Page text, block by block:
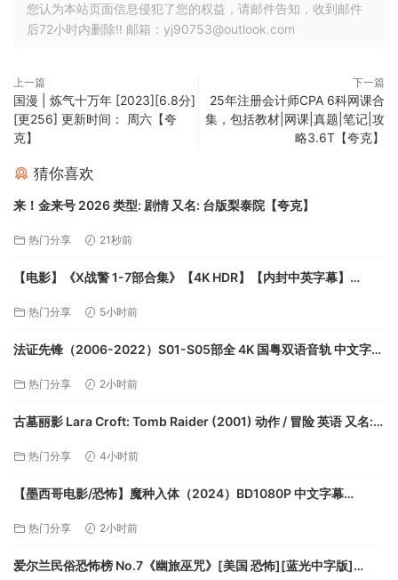
您认为本站页面信息侵犯了您的权益，请邮件告知，收到邮件
后72小时内删除!! 邮箱：yj90753@outlook.com
上一篇
国漫 | 炼气十万年 [2023][6.8分]
[更256] 更新时间： 周六【夸
克】
下一篇
25年注册会计师CPA 6科网课合
集，包括教材|网课|真题|笔记|攻
略3.6T【夸克】
猜你喜欢
来！金来号 2026 类型: 剧情 又名: 台版梨泰院【夸克】
热门分享 21秒前
【电影】《X战警 1-7部合集》【4K HDR】【内封中英字幕】
热门分享 5小时前
法证先锋（2006-2022）S01-S05部全 4K 国粤双语音轨 中文字幕
热门分享 2小时前
古墓丽影 Lara Croft: Tomb Raider (2001) 动作 / 冒险 英语 又名:
热门分享 4小时前
【墨西哥电影/恐怖】魔种入体（2024）BD1080P 中文字幕
热门分享 2小时前
爱尔兰民俗恐怖榜 No.7《幽旅巫咒》[美国 恐怖][蓝光中字版]